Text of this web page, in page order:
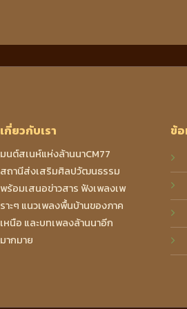
เกี่ยวกับเรา
มนต์สเนห์แห่งล้านนาCM77
สถานีส่งเสริมศิลปวัฒนธรรม
พร้อมเสนอข่าวสาร ฟังเพลงเพ
ราะๆ แนวเพลงพื้นบ้านของภาค
เหนือ และบทเพลงล้านนาอีก
มากมาย
ข้